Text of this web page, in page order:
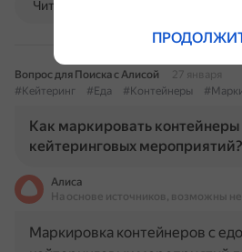
Читать далее
Вопрос для Поиска с Алисой
27 января
#Кейтеринг
#Еда #Контейнеры
Как маркировать контейнеры
кейтеринговых мероприятий?
Алиса
На основе источников, возможны
Маркировка контейнеров с